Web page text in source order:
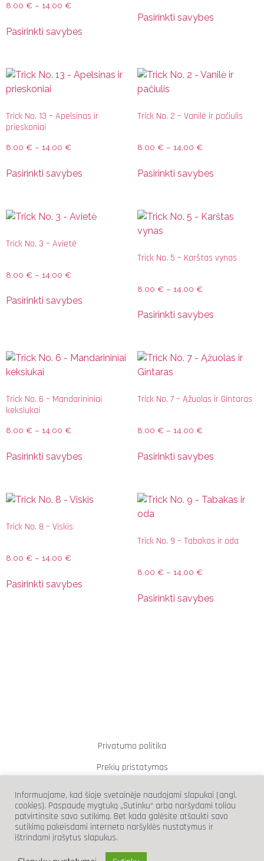
8.00 € – 14.00 €
Pasirinkti savybes
Pasirinkti savybes
Trick No. 13 – Apelsinas ir
prieskoniai
8.00 € – 14.00 €
Pasirinkti savybes
Trick No. 2 – Vanilė ir pačiulis
8.00 € – 14.00 €
Pasirinkti savybes
Trick No. 3 – Avietė
8.00 € – 14.00 €
Pasirinkti savybes
Trick No. 5 – Karštas vynas
8.00 € – 14.00 €
Pasirinkti savybes
Trick No. 6 – Mandarininiai
keksiukai
8.00 € – 14.00 €
Pasirinkti savybes
Trick No. 7 – Ąžuolas ir Gintaras
8.00 € – 14.00 €
Pasirinkti savybes
Trick No. 8 – Viskis
8.00 € – 14.00 €
Pasirinkti savybes
Trick No. 9 – Tabakas ir oda
8.00 € – 14.00 €
Pasirinkti savybes
Privatumo politika
Prekių pristatymas
Prekių grąžinimas
info@wickedtricks.lt
Informuojame, kad šioje svetainėje naudojami slapukai (angl.
cookies). Paspaudę mygtuką „Sutinku“ arba naršydami toliau
patvirtinsite savo sutikimą. Bet kada galėsite atšaukti savo
sutikimą pakeisdami interneto naršyklės nustatymus ir
ištrindami įrašytus slapukus.